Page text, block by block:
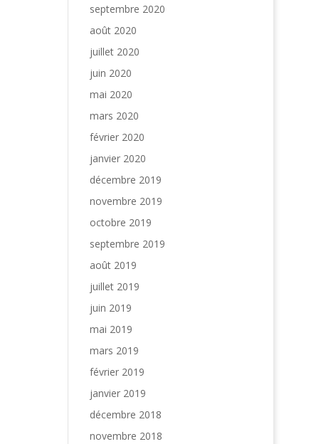
septembre 2020
août 2020
juillet 2020
juin 2020
mai 2020
mars 2020
février 2020
janvier 2020
décembre 2019
novembre 2019
octobre 2019
septembre 2019
août 2019
juillet 2019
juin 2019
mai 2019
mars 2019
février 2019
janvier 2019
décembre 2018
novembre 2018